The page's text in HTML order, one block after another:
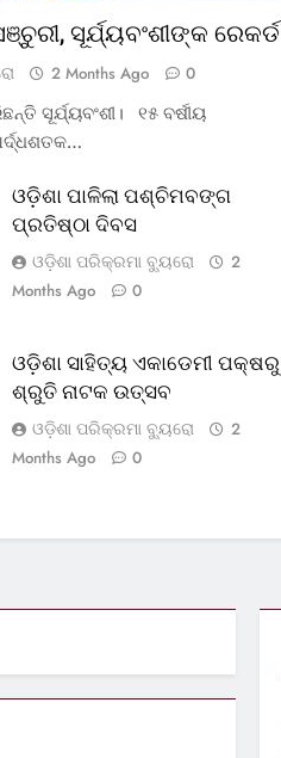
ସୂର୍ଯ୍ୟବଂଶୀଙ୍କ ରେକର୍ଡ
2 Months Ago
0
ସୂର୍ଯ୍ୟବଂଶୀ। ୧୫ ବର୍ଷୀୟ
ଓଡ଼ିଶା ପାଳିଲା ପଶ୍ଚିମବଙ୍ଗ
ପ୍ରତିଷ୍ଠା ଦିବସ
ଓଡ଼ିଶା ପରିକ୍ରମା ବ୍ୟୁରୋ
2
Months Ago
0
ଓଡ଼ିଶା ସାହିତ୍ୟ ଏକାଡେମୀ ପକ୍ଷରୁ
ଶ୍ରୁତି ନାଟକ ଉତ୍ସବ
ଓଡ଼ିଶା ପରିକ୍ରମା ବ୍ୟୁରୋ
2
Months Ago
0